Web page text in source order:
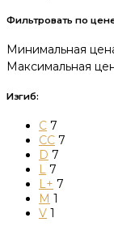
Фильтровать по
Минимальная
Максимальная
Изгиб:
C 7
CC 7
D 7
L 7
L+ 7
M 1
V 1